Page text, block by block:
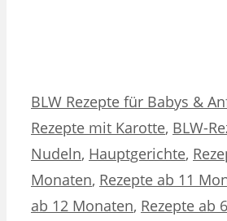
Kategorien
BLW Rezepte für Babys &
Rezepte mit Karotte, BLW-
Nudeln, Hauptgerichte,
Monaten, Rezepte ab 11
ab 12 Monaten, Rezepte ab